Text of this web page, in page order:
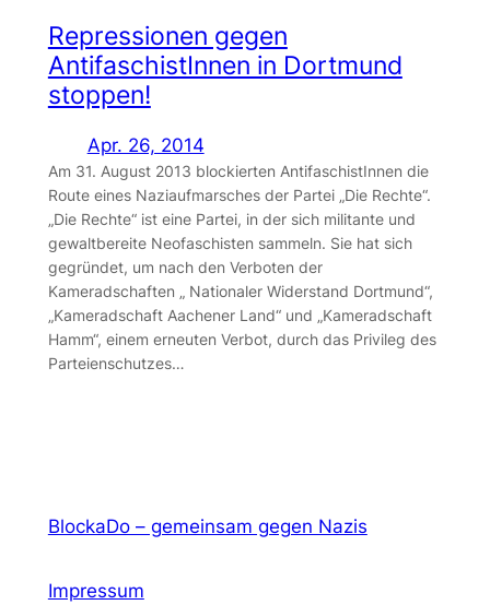
Repressionen gegen
AntifaschistInnen in Dortmund
stoppen!
Apr. 26, 2014
Am 31. August 2013 blockierten AntifaschistInnen die
Route eines Naziaufmarsches der Partei „Die Rechte“.
„Die Rechte“ ist eine Partei, in der sich militante und
gewaltbereite Neofaschisten sammeln. Sie hat sich
gegründet, um nach den Verboten der
Kameradschaften „ Nationaler Widerstand Dortmund“,
„Kameradschaft Aachener Land“ und „Kameradschaft
Hamm“, einem erneuten Verbot, durch das Privileg des
Parteienschutzes…
BlockaDo – gemeinsam gegen Nazis
Impressum